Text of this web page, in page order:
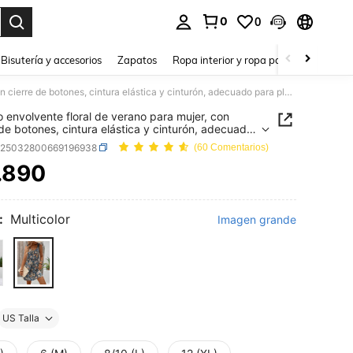
0 0
Bisutería y accesorios Zapatos Ropa interior y ropa para dormir
Vestido envolvente floral de verano para mujer, con cierre de botones, cintura elástica y cinturón, adecuado para playa y vacaciones
envolvente floral de verano para mujer, con
botones, cintura elástica y cinturón, adecuado
y vacaciones
(60 Comentarios)
AND AVAILABILITY
Multicolor Imagen grande
US Talla